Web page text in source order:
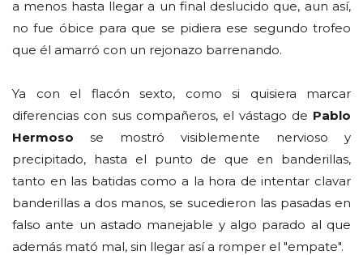
a menos hasta llegar a un final deslucido que, aun así,
no fue óbice para que se pidiera ese segundo trofeo
que él amarró con un rejonazo barrenando.
Ya con el flacón sexto, como si quisiera marcar
diferencias con sus compañeros, el vástago de Pablo
Hermoso se mostró visiblemente nervioso y
precipitado, hasta el punto de que en banderillas,
tanto en las batidas como a la hora de intentar clavar
banderillas a dos manos, se sucedieron las pasadas en
falso ante un astado manejable y algo parado al que
además mató mal, sin llegar así a romper el "empate".